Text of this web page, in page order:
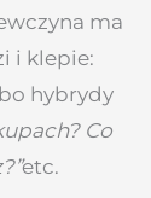
ma
i klepie:
hybrydy
Co
etc.